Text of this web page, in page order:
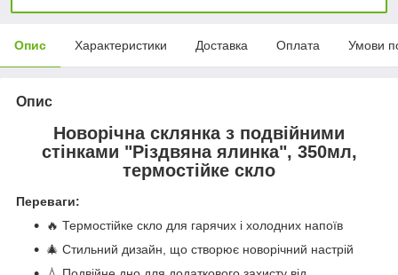
Опис Характеристики Доставка Оплата Умови
Опис
Новорічна склянка з подвійними
стінками "Різдвяна ялинка", 350мл,
термостійке скло
Переваги:
🔥 Термостійке скло для гарячих і холодних напоїв
🎄 Стильний дизайн, що створює новорічний настрій